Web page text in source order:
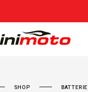
SHOP BATTERIE